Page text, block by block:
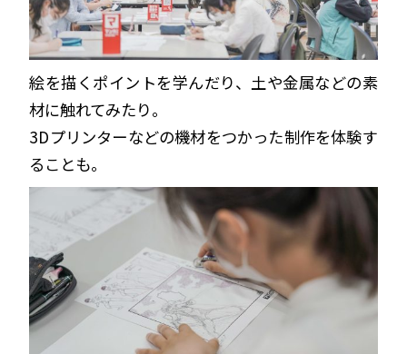
絵を描くポイントを学んだり、土や金属などの素
材に触れてみたり。
3Dプリンターなどの機材をつかった制作を体験す
ることも。